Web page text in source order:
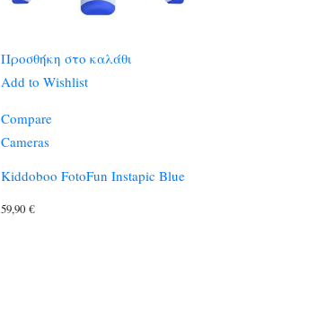
Προσθήκη στο καλάθι
Add to Wishlist
Compare
Cameras
Kiddoboo FotoFun Instapic Blue
59,90 €